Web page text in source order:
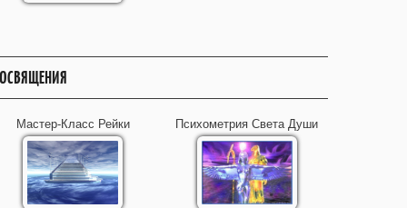
Мастер-Класс Рейки Психометрия Света Души